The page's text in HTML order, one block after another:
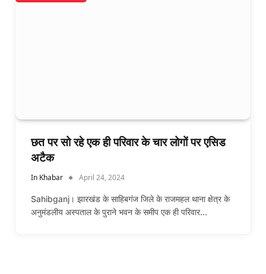
छत पर सो रहे एक ही परिवार के चार लोगों पर एसिड
अटैक
In Khabar April 24, 2024
Sahibganj। झारखंड के साहिबगंज जिले के राजमहल थाना क्षेत्र के
अनुमंडलीय अस्पताल के पुराने भवन के समीप एक ही परिवार…